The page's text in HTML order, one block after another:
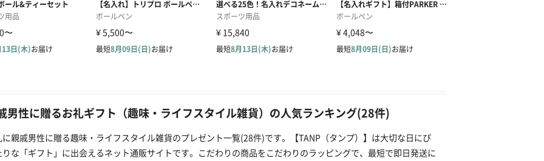
男性に贈るお礼ギフト（趣味・ライフスタイル雑貨）の人気ランキング(28件)
に親戚男性に贈る趣味・ライフスタイル雑貨のプレゼント一覧(28件)です。【TANP（タンプ）】は大切な日にぴ
りな「ギフト」に出会えるネット通販サイトです。こだわりの商品をこだわりのラッピングで、最短で即日発送に